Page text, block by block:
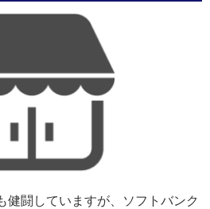
健闘していますが、ソフトバンク